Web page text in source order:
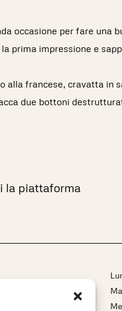
occasione per fare una
prima impressione e
alla francese, cravatta
due bottoni
la piattaforma